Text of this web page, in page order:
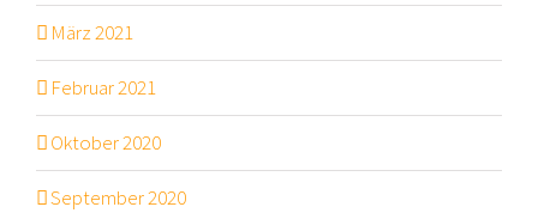
März 2021
Februar 2021
Oktober 2020
September 2020